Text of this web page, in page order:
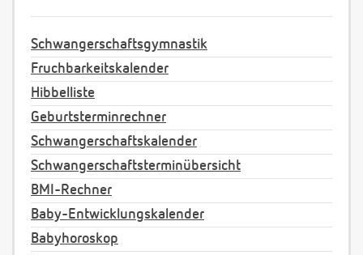
Schwangerschaftsgymnastik
Fruchbarkeitskalender
Hibbelliste
Geburtsterminrechner
Schwangerschaftskalender
Schwangerschaftsterminübersicht
BMI-Rechner
Baby-Entwicklungskalender
Babyhoroskop